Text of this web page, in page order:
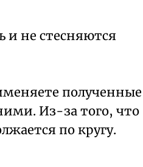
и не стесняются
полученные
Из-за того, что
по кругу.